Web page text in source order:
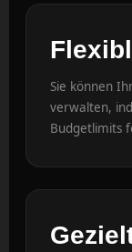
Sie können
verwalten,
Budgetlimits